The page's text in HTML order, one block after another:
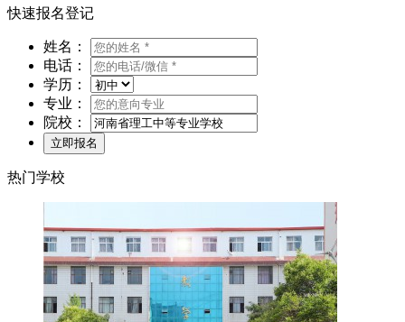
快速报名登记
姓名：
电话：
学历：
专业：
院校：
热门学校